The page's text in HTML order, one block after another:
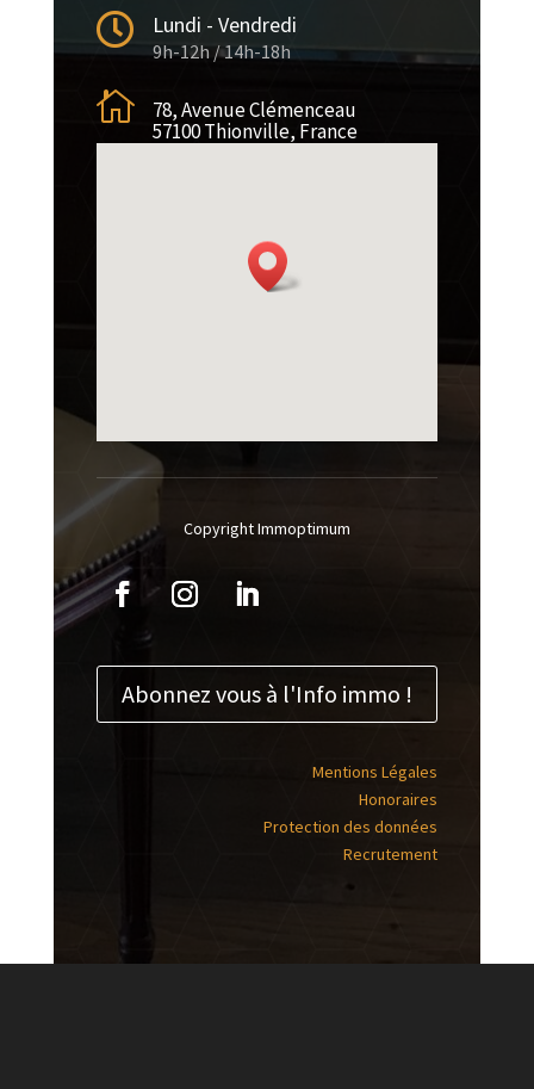
 Lundi - Vendredi
9h-12h / 14h-18h

78, Avenue Clémenceau
57100 Thionville, France
Copyright Immoptimum
Abonnez vous à l'Info immo !
Mentions Légales
Honoraires
Protection des données
Recrutement